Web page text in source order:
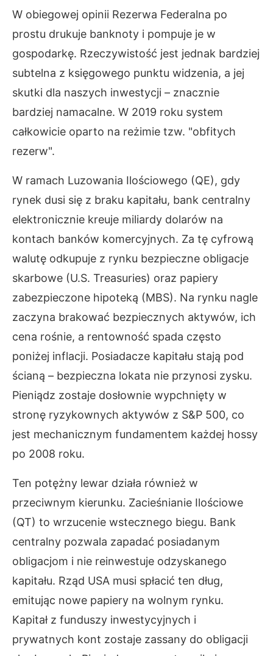
W obiegowej opinii Rezerwa Federalna po
prostu drukuje banknoty i pompuje je w
gospodarkę. Rzeczywistość jest jednak bardziej
subtelna z księgowego punktu widzenia, a jej
skutki dla naszych inwestycji – znacznie
bardziej namacalne. W 2019 roku system
całkowicie oparto na reżimie tzw. "obfitych
rezerw".
W ramach Luzowania Ilościowego (QE), gdy
rynek dusi się z braku kapitału, bank centralny
elektronicznie kreuje miliardy dolarów na
kontach banków komercyjnych. Za tę cyfrową
walutę odkupuje z rynku bezpieczne obligacje
skarbowe (U.S. Treasuries) oraz papiery
zabezpieczone hipoteką (MBS). Na rynku nagle
zaczyna brakować bezpiecznych aktywów, ich
cena rośnie, a rentowność spada często
poniżej inflacji. Posiadacze kapitału stają pod
ścianą – bezpieczna lokata nie przynosi zysku.
Pieniądz zostaje dosłownie wypchnięty w
stronę ryzykownych aktywów z S&P 500, co
jest mechanicznym fundamentem każdej hossy
po 2008 roku.
Ten potężny lewar działa również w
przeciwnym kierunku. Zacieśnianie Ilościowe
(QT) to wrzucenie wstecznego biegu. Bank
centralny pozwala zapadać posiadanym
obligacjom i nie reinwestuje odzyskanego
kapitału. Rząd USA musi spłacić ten dług,
emitując nowe papiery na wolnym rynku.
Kapitał z funduszy inwestycyjnych i
prywatnych kont zostaje zassany do obligacji